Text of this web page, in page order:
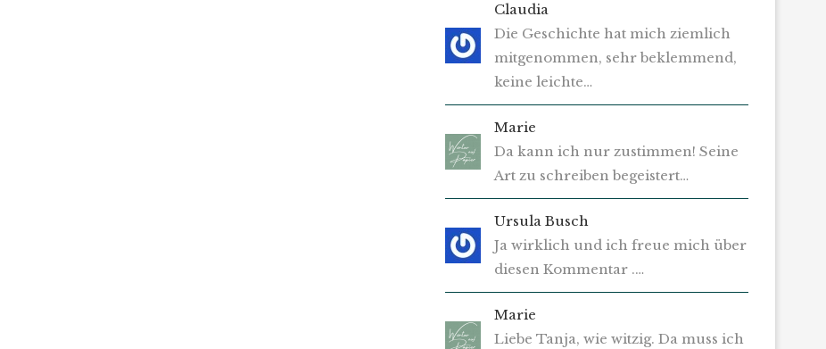
Claudia
Die Geschichte hat mich ziemlich
mitgenommen, sehr beklemmend,
keine leichte…
Marie
Da kann ich nur zustimmen! Seine
Art zu schreiben begeistert…
Ursula Busch
Ja wirklich und ich freue mich über
diesen Kommentar .…
Marie
Liebe Tanja, wie witzig. Da muss ich